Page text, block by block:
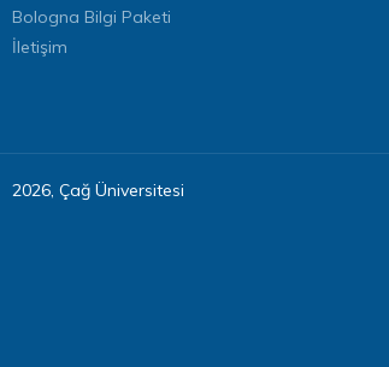
Bologna Bilgi Paketi
İletişim
2026, Çağ Üniversitesi